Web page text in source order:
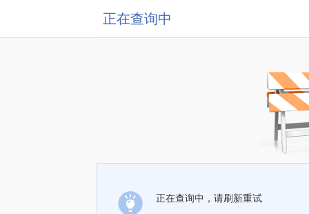
正在查询中
正在查询中，请刷新重试